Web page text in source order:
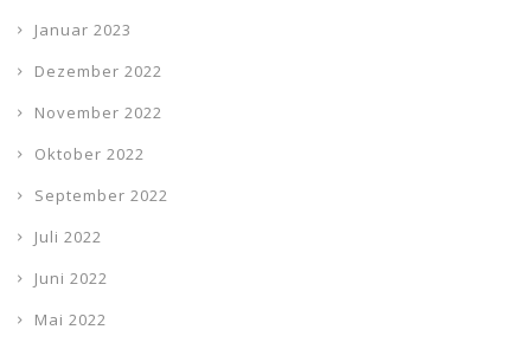
Januar 2023
Dezember 2022
November 2022
Oktober 2022
September 2022
Juli 2022
Juni 2022
Mai 2022